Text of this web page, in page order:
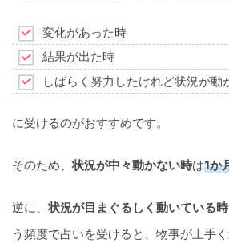
変化があった時
結果が出た時
しばらく努力したけれど状況が動
に受けるのがおすすめです。
そのため、状況が中々動かない時は1か
逆に、状況が目まぐるしく動いている時
う頻度で占いを受けると、物事が上手く